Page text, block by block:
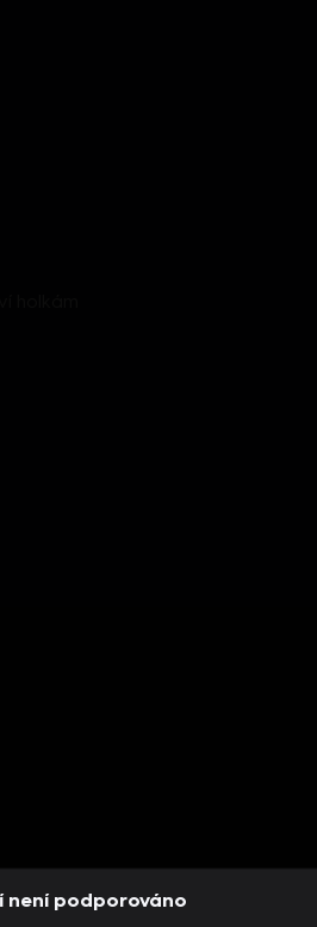
není podporováno